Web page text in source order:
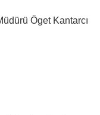
Öget Kantarcı